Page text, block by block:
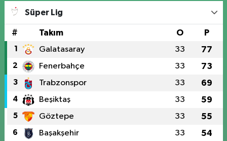
Süper Lig
# Takım O P
1 Galatasaray 33 77
2 Fenerbahçe 33 73
3 Trabzonspor 33 69
4 Beşiktaş 33 59
5 Göztepe 33 55
6 Başakşehir 33 54